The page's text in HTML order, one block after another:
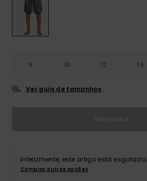
8 10 12 14
Ver guia de tamanhos
Infelizmente, este artigo está esgotado.
Comprar outras opções